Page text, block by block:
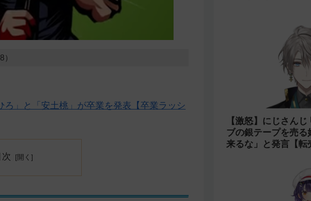
」と「安土桃」が卒業を発表【卒業ラッシ
【激怒】にじさん
ブの銀テープを売
来るな」と発言【転